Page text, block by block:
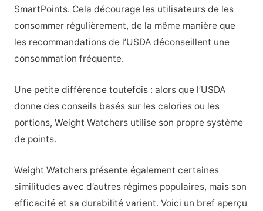
SmartPoints. Cela décourage les utilisateurs de les
consommer régulièrement, de la même manière que
les recommandations de l’USDA déconseillent une
consommation fréquente.
Une petite différence toutefois : alors que l’USDA
donne des conseils basés sur les calories ou les
portions, Weight Watchers utilise son propre système
de points.
Weight Watchers présente également certaines
similitudes avec d’autres régimes populaires, mais son
efficacité et sa durabilité varient. Voici un bref aperçu